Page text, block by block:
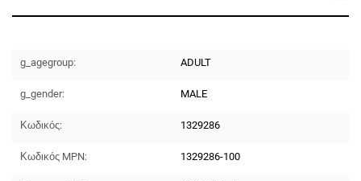
g_agegroup: ADULT
g_gender: MALE
Κωδικός: 1329286
Κωδικός MPN: 1329286-100